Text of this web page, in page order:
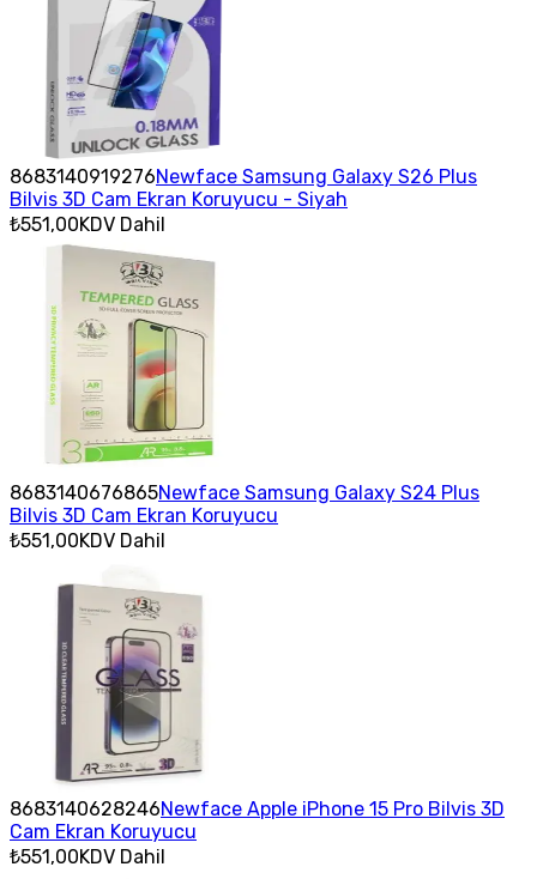
8683140919276Newface Samsung Galaxy S26 Plus
Bilvis 3D Cam Ekran Koruyucu - Siyah
₺551,00KDV Dahil
8683140676865Newface Samsung Galaxy S24 Plus
Bilvis 3D Cam Ekran Koruyucu
₺551,00KDV Dahil
8683140628246Newface Apple iPhone 15 Pro Bilvis 3D
Cam Ekran Koruyucu
₺551,00KDV Dahil